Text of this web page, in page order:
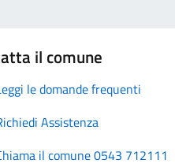
il comune
le domande frequenti
Assistenza
il comune 0543 712111